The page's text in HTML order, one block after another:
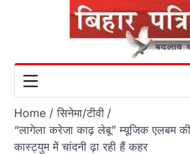
Home
सिनेमा/टीवी
“लागेला करेजा काढ़ लेबू” म्यूजिक एलबम
कास्ट्युम में चांदनी ढ़ा रही हैं कहर